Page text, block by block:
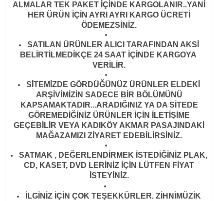
ALMALAR TEK PAKET İÇİNDE KARGOLANIR..YANİ
HER ÜRÜN İÇİN AYRI AYRI KARGO ÜCRETİ
ÖDEMEZSİNİZ.
SATILAN ÜRÜNLER ALICI TARAFINDAN AKSİ
BELİRTİLMEDİKÇE 24 SAAT İÇİNDE KARGOYA
VERİLİR.
SİTEMİZDE GÖRDÜĞÜNÜZ ÜRÜNLER ELDEKİ
ARŞİVİMİZİN SADECE BİR BÖLÜMÜNÜ
KAPSAMAKTADIR...ARADIĞINIZ YA DA SİTEDE
GÖREMEDİĞİNİZ ÜRÜNLER İÇİN İLETİŞİME
GEÇEBİLİR VEYA KADIKÖY AKMAR PASAJINDAKİ
MAĞAZAMIZI ZİYARET EDEBİLİRSİNİZ.
SATMAK , DEĞERLENDİRMEK İSTEDİĞİNİZ PLAK,
CD, KASET, DVD LERİNİZ İÇİN LÜTFEN FİYAT
İSTEYİNİZ.
İLGİNİZ İÇİN ÇOK TEŞEKKÜRLER. ZİHNİMÜZİK